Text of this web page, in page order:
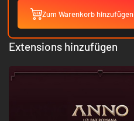
Zum Warenkorb hinzufügen
Extensions hinzufügen